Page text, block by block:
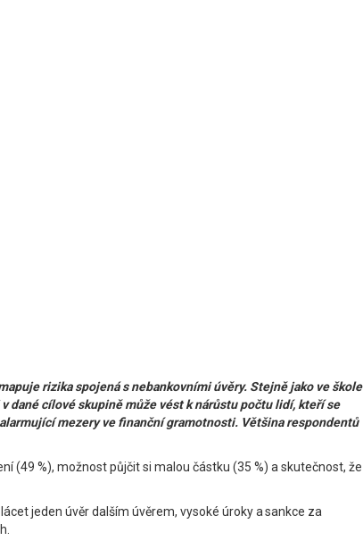
rizika spojená s nebankovními úvěry. Stejně jako ve škole
dané cílové skupině může vést k nárůstu počtu lidí, kteří se
mezery ve finanční gramotnosti. Většina respondentů
(49 %), možnost půjčit si malou částku (35 %) a skutečnost, že
jeden úvěr dalším úvěrem, vysoké úroky a sankce za